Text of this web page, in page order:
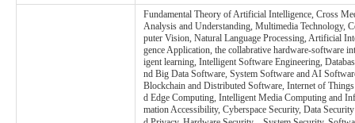
Fundamental Theory of Artificial Intelligence, Cross
Analysis and Understanding, Multimedia Technology,
puter Vision, Natural Language Processing, Artificial
gence Application, the collabrative hardware-software
igent learning, Intelligent Software Engineering,
nd Big Data Software, System Software and AI
Blockchain and Distributed Software, Internet of
d Edge Computing, Intelligent Media Computing and
mation Accessibility, Cyberspace Security, Data